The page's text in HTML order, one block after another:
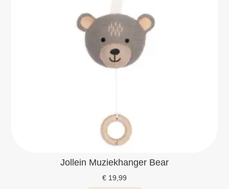
Jollein Muziekhanger Bear
€ 19,99